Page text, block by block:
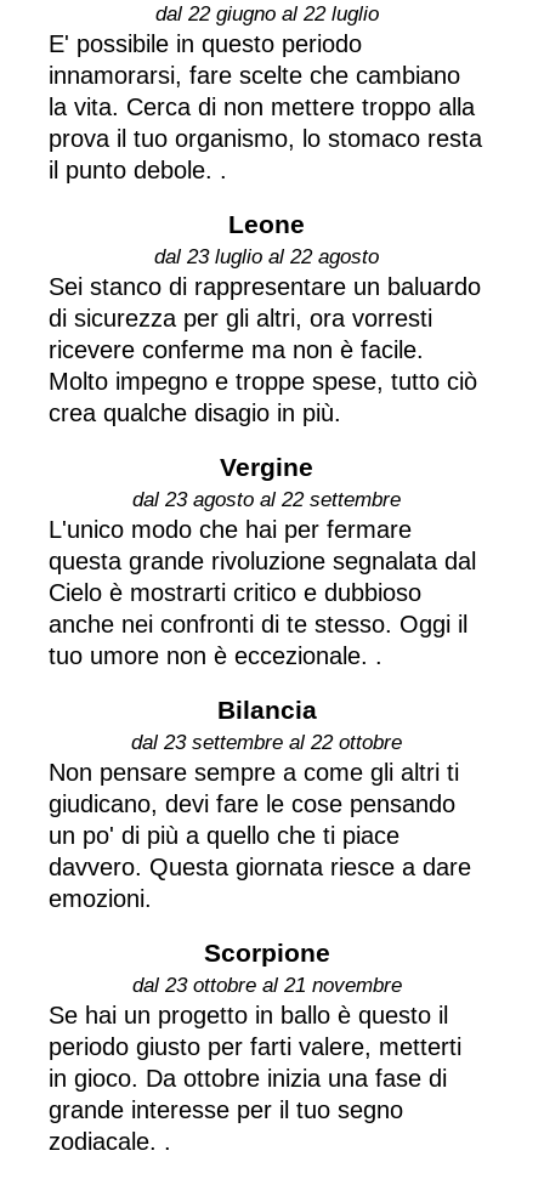
dal 22 giugno al 22 luglio
E' possibile in questo periodo
innamorarsi, fare scelte che cambiano
la vita. Cerca di non mettere troppo alla
prova il tuo organismo, lo stomaco resta
il punto debole. .
Leone
dal 23 luglio al 22 agosto
Sei stanco di rappresentare un baluardo
di sicurezza per gli altri, ora vorresti
ricevere conferme ma non è facile.
Molto impegno e troppe spese, tutto ciò
crea qualche disagio in più.
Vergine
dal 23 agosto al 22 settembre
L'unico modo che hai per fermare
questa grande rivoluzione segnalata dal
Cielo è mostrarti critico e dubbioso
anche nei confronti di te stesso. Oggi il
tuo umore non è eccezionale. .
Bilancia
dal 23 settembre al 22 ottobre
Non pensare sempre a come gli altri ti
giudicano, devi fare le cose pensando
un po' di più a quello che ti piace
davvero. Questa giornata riesce a dare
emozioni.
Scorpione
dal 23 ottobre al 21 novembre
Se hai un progetto in ballo è questo il
periodo giusto per farti valere, metterti
in gioco. Da ottobre inizia una fase di
grande interesse per il tuo segno
zodiacale. .